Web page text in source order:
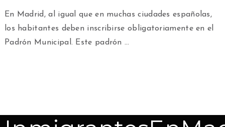
En Madrid, al igual que en muchas ciudades españolas,
los habitantes deben inscribirse obligatoriamente en el
Padrón Municipal. Este padrón …